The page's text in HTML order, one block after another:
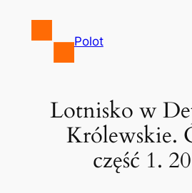
Polot
Lotnisko w
Królewskie.
część 1.